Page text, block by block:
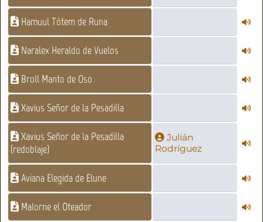
Hamuul Tótem de Runa
Naralex Heraldo de Vuelos
Broll Manto de Oso
Xavius Señor de la Pesadilla
Xavius Señor de la Pesadilla
(redoblaje)
Julián
Rodríguez
Aviana Elegida de Elune
Malorne el Oteador